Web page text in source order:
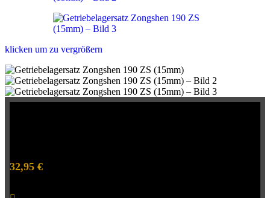
klicken um zu vergrößern
32,95 €